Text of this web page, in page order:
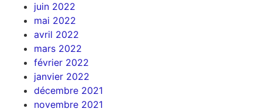
juin 2022
mai 2022
avril 2022
mars 2022
février 2022
janvier 2022
décembre 2021
novembre 2021